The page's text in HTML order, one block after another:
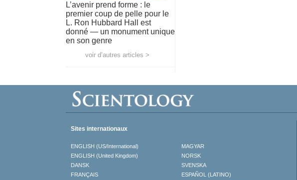
L’avenir prend forme : le
premier coup de pelle pour le
L. Ron Hubbard Hall est
donné — un monument unique
en son genre
voir d’autres articles >
Sites internationaux
ENGLISH (US/International)
ENGLISH (United Kingdom)
DANSK
FRANÇAIS
MAGYAR
NORSK
SVENSKA
ESPAÑOL (LATINO)